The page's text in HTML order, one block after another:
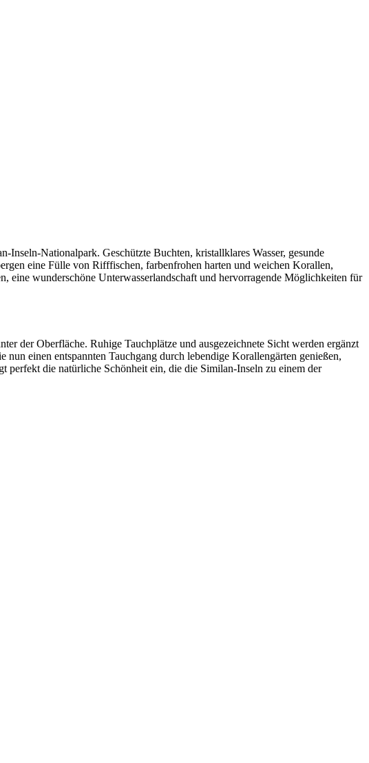
Nationalpark. Geschützte Buchten, kristallklares Wasser, gesunde
eine Fülle von Rifffischen, farbenfrohen harten und weichen Korallen,
eine wunderschöne Unterwasserlandschaft und hervorragende Möglichkeiten für
der Oberfläche. Ruhige Tauchplätze und ausgezeichnete Sicht werden ergänzt
nun einen entspannten Tauchgang durch lebendige Korallengärten genießen,
perfekt die natürliche Schönheit ein, die die Similan-Inseln zu einem der